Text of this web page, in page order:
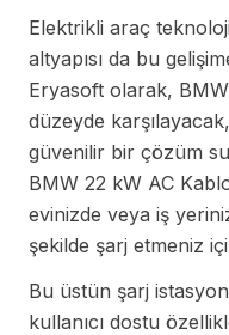
Elektrikli araç
altyapısı da bu
Eryasoft olarak,
düzeyde
güvenilir bir çözüm
BMW 22 kW AC
evinizde veya iş
şekilde şarj etmeniz
Bu üstün şarj
kullanıcı dostu